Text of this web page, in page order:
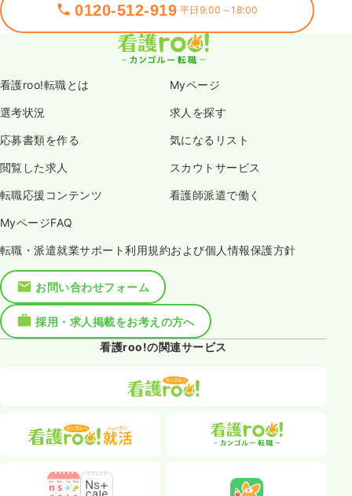
0120-512-919 平日9:00～18:00
看護roo!転職とは Myページ
選考状況 求人を探す
応募書類を作る 気になるリスト
閲覧した求人 スカウトサービス
転職応援コンテンツ 看護師派遣で働く
MyページFAQ
転職・派遣就業サポート利用規約および個人情報保護方針
お問い合わせフォーム
採用・求人掲載をお考えの方へ
看護roo!の関連サービス